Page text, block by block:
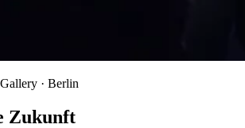
· Berlin
Zukunft